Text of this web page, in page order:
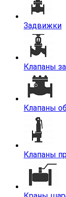
Задвижки
Клапаны
Клапаны
Клапаны